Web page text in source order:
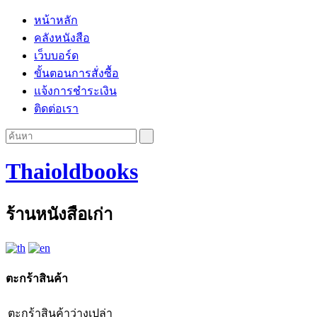
หน้าหลัก
คลังหนังสือ
เว็บบอร์ด
ขั้นตอนการสั่งซื้อ
แจ้งการชำระเงิน
ติดต่อเรา
Thaioldbooks
ร้านหนังสือเก่า
ตะกร้าสินค้า
ตะกร้าสินค้าว่างเปล่า